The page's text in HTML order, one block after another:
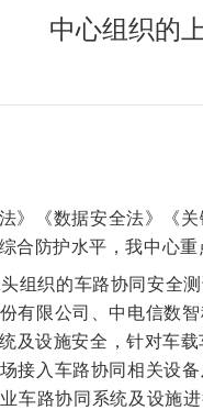
中心组织的
》《数据安全法》《
合防护水平，我中心
组织的车路协同安全
有限公司、中电信数
及设施安全，针对车
接入车路协同相关设
车路协同系统及设施